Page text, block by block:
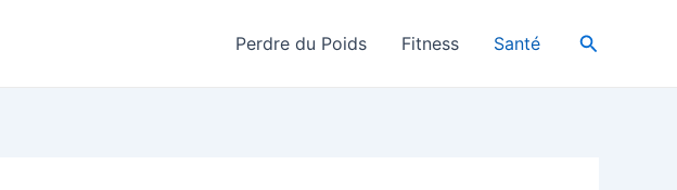
Perdre du Poids Fitness Santé Search